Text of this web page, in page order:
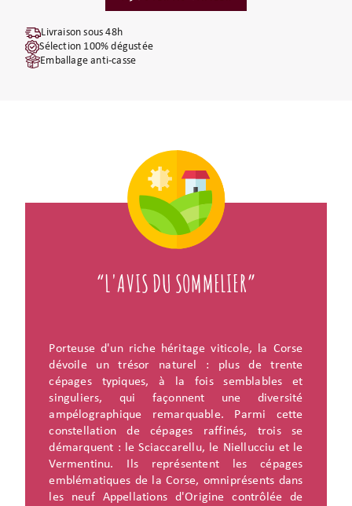
Livraison sous 48h
Sélection 100% dégustée
Emballage anti-casse
“L'AVIS DU SOMMELIER”
Porteuse d'un riche héritage viticole, la Corse
dévoile un trésor naturel : plus de trente
cépages typiques, à la fois semblables et
singuliers, qui façonnent une diversité
ampélographique remarquable. Parmi cette
constellation de cépages raffinés, trois se
démarquent : le Sciaccarellu, le Niellucciu et le
Vermentinu. Ils représentent les cépages
emblématiques de la Corse, omniprésents dans
les neuf Appellations d'Origine contrôlée de